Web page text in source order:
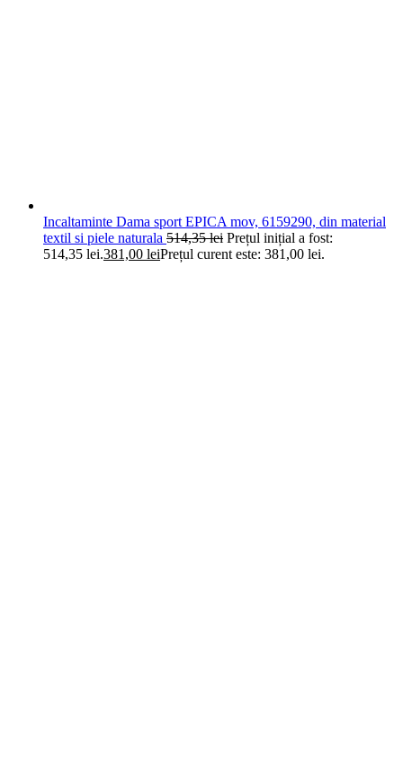
Incaltaminte Dama sport EPICA mov, 6159290, din material
textil si piele naturala 514,35lei Prețul inițial a fost:
514,35 lei.381,00 leiPrețul curent este: 381,00 lei.